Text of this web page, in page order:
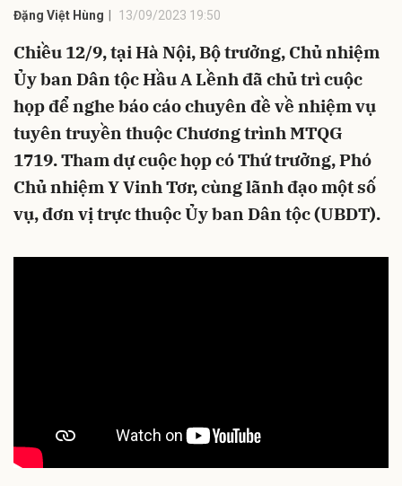
Đặng Việt Hùng 13/09/2023 19:50
Chiều 12/9, tại Hà Nội, Bộ trưởng, Chủ nhiệm
Ủy ban Dân tộc Hầu A Lềnh đã chủ trì cuộc
họp để nghe báo cáo chuyên đề về nhiệm vụ
tuyên truyền thuộc Chương trình MTQG
1719. Tham dự cuộc họp có Thứ trưởng, Phó
Chủ nhiệm Y Vinh Tơr, cùng lãnh đạo một số
vụ, đơn vị trực thuộc Ủy ban Dân tộc (UBDT).